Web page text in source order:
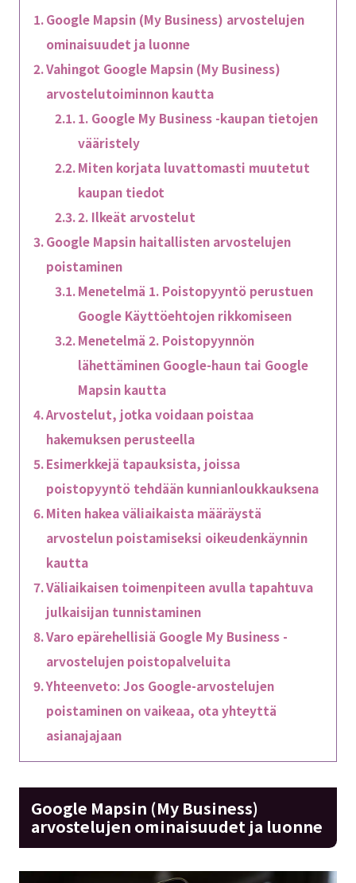
Google Mapsin (My Business) arvostelujen
ominaisuudet ja luonne
Vahingot Google Mapsin (My Business)
arvostelutoiminnon kautta
1. Google My Business -kaupan tietojen
vääristely
Miten korjata luvattomasti muutetut
kaupan tiedot
2. Ilkeät arvostelut
Google Mapsin haitallisten arvostelujen
poistaminen
Menetelmä 1. Poistopyyntö perustuen
Google Käyttöehtojen rikkomiseen
Menetelmä 2. Poistopyynnön
lähettäminen Google-haun tai Google
Mapsin kautta
Arvostelut, jotka voidaan poistaa
hakemuksen perusteella
Esimerkkejä tapauksista, joissa
poistopyyntö tehdään kunnianloukkauksena
Miten hakea väliaikaista määräystä
arvostelun poistamiseksi oikeudenkäynnin
kautta
Väliaikaisen toimenpiteen avulla tapahtuva
julkaisijan tunnistaminen
Varo epärehellisiä Google My Business -
arvostelujen poistopalveluita
Yhteenveto: Jos Google-arvostelujen
poistaminen on vaikeaa, ota yhteyttä
asianajajaan
Google Mapsin (My Business)
arvostelujen ominaisuudet ja luonne